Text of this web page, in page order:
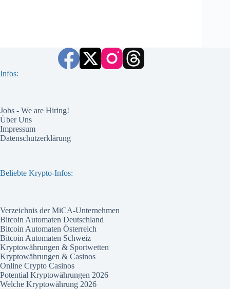
Infos:
Jobs - We are Hiring!
Über Uns
Impressum
Datenschutzerklärung
Beliebte Krypto-Infos:
Verzeichnis der MiCA-Unternehmen
Bitcoin Automaten Deutschland
Bitcoin Automaten Österreich
Bitcoin Automaten Schweiz
Kryptowährungen & Sportwetten
Kryptowährungen & Casinos
Online Crypto Casinos
Potential Kryptowährungen 2026
Welche Kryptowährung 2026